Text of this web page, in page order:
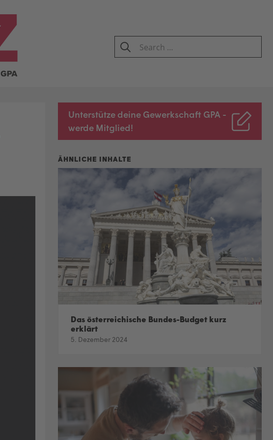
SEARCH
Search
for:
Unterstütze deine Gewerkschaft GPA -
werde Mitglied!
Das österreichische Bundes-Budget kurz
erklärt
5. Dezember 2024